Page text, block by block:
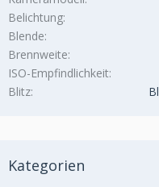
Belichtung
Blende
Brennweite
ISO-Empfindlichkeit
Blitz
Kategorien